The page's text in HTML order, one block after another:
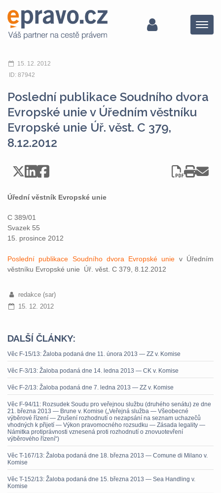
Menu
15. 12. 2012
ID: 87942
Poslední publikace Soudního dvora
Evropské unie v Úředním věstníku
Evropské unie Úř. věst. C 379,
8.12.2012
Úřední věstník Evropské unie
C 389/01
Svazek 55
15. prosince 2012
Poslední publikace Soudního dvora Evropské unie v Úředním
věstníku Evropské unie Úř. věst. C 379, 8.12.2012
redakce (sar)
15. 12. 2012
DALŠÍ ČLÁNKY:
Věc F-15/13: Žaloba podaná dne 11. února 2013 — ZZ v. Komise
Věc F-3/13: Žaloba podaná dne 14. ledna 2013 — CK v. Komise
Věc F-2/13: Žaloba podaná dne 7. ledna 2013 — ZZ v. Komise
Věc F-94/11: Rozsudek Soudu pro veřejnou službu (druhého senátu) ze dne
21. března 2013 — Brune v. Komise („Veřejná služba — Všeobecné
výběrové řízení — Zrušení rozhodnutí o nezapsání na seznam uchazečů
vhodných k přijetí — Výkon pravomocného rozsudku — Zásada legality —
Námitka protiprávnosti vznesená proti rozhodnutí o znovuotevření
výběrového řízení“)
Věc T-167/13: Žaloba podaná dne 18. března 2013 — Comune di Milano v.
Komise
Věc T-152/13: Žaloba podaná dne 15. března 2013 — Sea Handling v.
Komise